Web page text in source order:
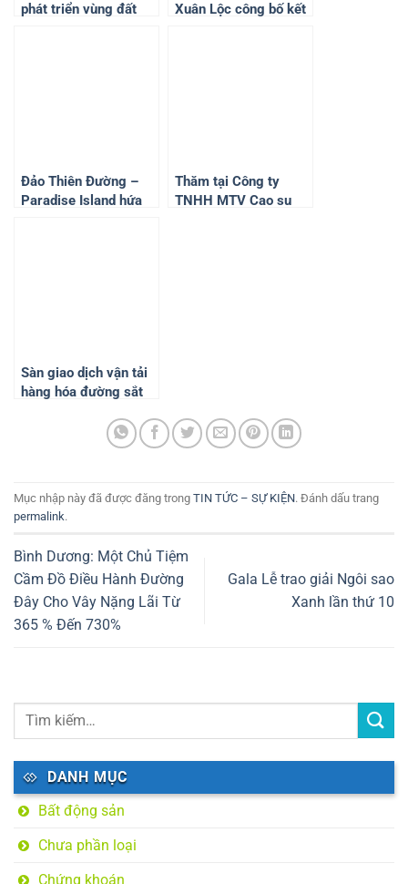
phát triển vùng đất
Xuân Lộc công bố kết
Đảo Thiên Đường –
Paradise Island hứa
Thăm tại Công ty
TNHH MTV Cao su
Sàn giao dịch vận tải
hàng hóa đường sắt
Mục nhập này đã được đăng trong TIN TỨC – SỰ KIỆN. Đánh dấu trang
permalink.
Bình Dương: Một Chủ Tiệm
Cầm Đồ Điều Hành Đường
Đây Cho Vây Nặng Lãi Từ
365 % Đến 730%
Gala Lễ trao giải Ngôi sao
Xanh lần thứ 10
DANH MỤC
Bất động sản
Chưa phần loại
Chứng khoán